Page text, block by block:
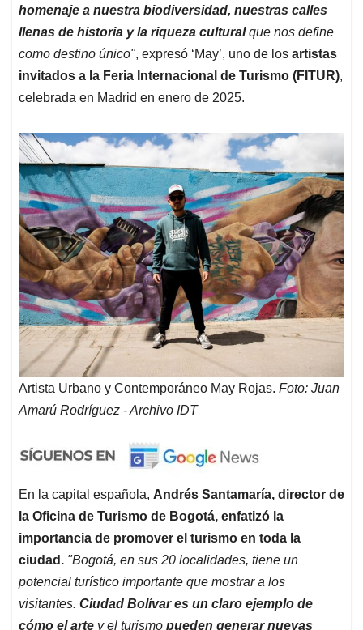
homenaje a nuestra biodiversidad, nuestras calles
llenas de historia y la riqueza culturalque nos define
como destino único", expresó ‘May’, uno de los artistas
invitados a la Feria Internacional de Turismo (FITUR),
celebrada en Madrid en enero de 2025.
Artista Urbano y Contemporáneo May Rojas. Foto: Juan
Amarú Rodríguez - Archivo IDT
En la capital española, Andrés Santamaría, director de
la Oficina de Turismo de Bogotá, enfatizó la
importancia de promover el turismo en toda la
ciudad. "Bogotá, en sus 20 localidades, tiene un
potencial turístico importante que mostrar a los
visitantes. Ciudad Bolívar es un claro ejemplo de
cómo el arte y el turismo pueden generar nuevas